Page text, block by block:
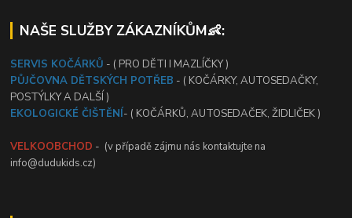
NAŠE SLUŽBY ZÁKAZNÍKŮM👶:
SERVIS KOČÁRKŮ - ( PRO DĚTI I MAZLÍČKY )
PŮJČOVNA DĚTSKÝCH POTŘEB - ( KOČÁRKY, AUTOSEDAČKY,
POSTÝLKY A DALŠÍ )
EKOLOGICKÉ ČIŠTĚNÍ- ( KOČÁRKŮ, AUTOSEDAČEK, ŽIDLIČEK )
VELKOOBCHOD - (v případě zájmu nás kontaktujte na
info@dudukids.cz)